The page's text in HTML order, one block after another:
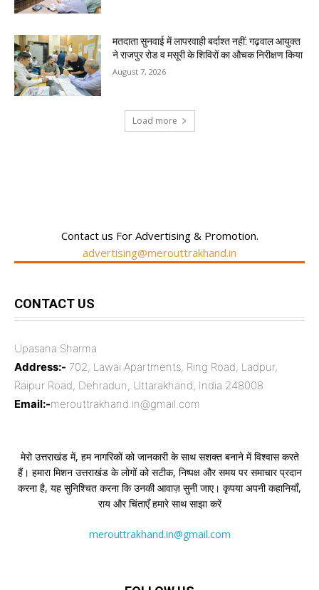
मतदाता सुनवाई में लापरवाही बर्दाश्त नहीं: गढ़वाल आयुक्त
ने राजपुर रोड व मसूरी के शिविरों का औचक निरीक्षण किया
August 7, 2026
Load more
Contact us For Advertising & Promotion.
advertising@merouttrakhand.in
CONTACT US
Upasana Sharma
Address:- 702, Lawai Apartments, Ring Road, Ladpur,
Raipur Road, Dehradun, Uttarakhand, India 248008
Email:-merouttrakhand.in@gmail.com
मेरो उत्तराखंड में, हम नागरिकों को जानकारी के साथ सशक्त बनाने में विश्वास करते
हैं। हमारा मिशन उत्तराखंड के लोगों को सटीक, निष्पक्ष और समय पर समाचार प्रदान
करना है, यह सुनिश्चित करना कि उनकी आवाज़ सुनी जाए। कृपया अपनी कहानियाँ,
राय और चिंताएँ हमारे साथ साझा करें
merouttrakhand.in@gmail.com